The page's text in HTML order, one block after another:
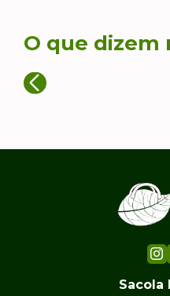
O que dizem
Sacola